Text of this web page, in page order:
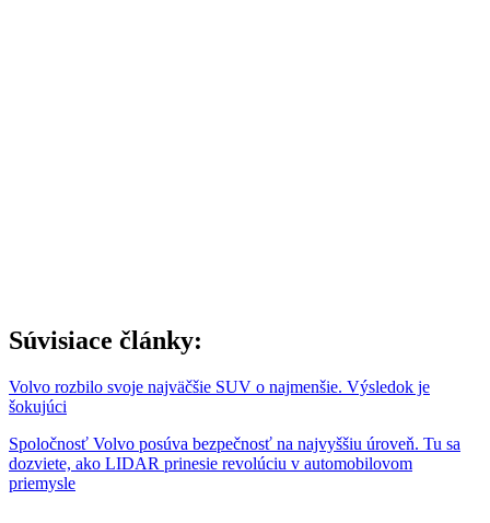
Súvisiace články:
Volvo rozbilo svoje najväčšie SUV o najmenšie. Výsledok je
šokujúci
Spoločnosť Volvo posúva bezpečnosť na najvyššiu úroveň. Tu sa
dozviete, ako LIDAR prinesie revolúciu v automobilovom
priemysle